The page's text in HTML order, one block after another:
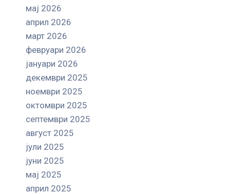
мај 2026
април 2026
март 2026
февруари 2026
јануари 2026
декември 2025
ноември 2025
октомври 2025
септември 2025
август 2025
јули 2025
јуни 2025
мај 2025
април 2025